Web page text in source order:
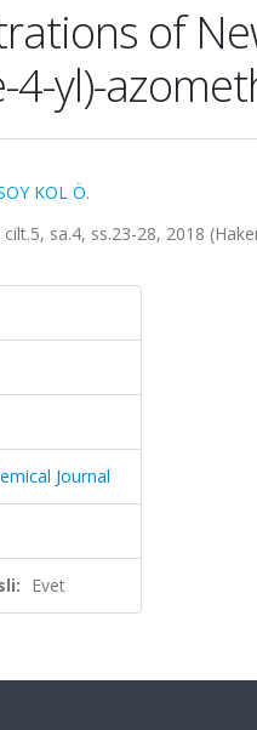
of
4-yl)-
KOL Ö.
sa.4, ss.23-28, 2018
Journal
Evet